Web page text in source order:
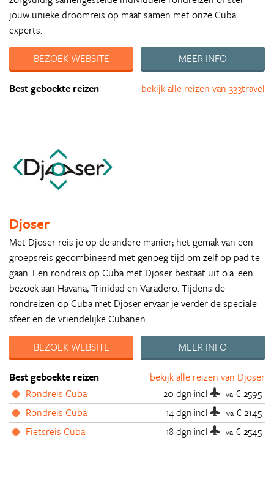
jouw unieke droomreis op maat samen met onze Cuba
experts.
BEZOEK WEBSITE
MEER INFO
bekijk alle reizen van 333travel
Best geboekte reizen
Djoser
Met Djoser reis je op de andere manier; het gemak van een
groepsreis gecombineerd met genoeg tijd om zelf op pad te
gaan. Een rondreis op Cuba met Djoser bestaat uit o.a. een
bezoek aan Havana, Trinidad en Varadero. Tijdens de
rondreizen op Cuba met Djoser ervaar je verder de speciale
sfeer en de vriendelijke Cubanen.
BEZOEK WEBSITE
MEER INFO
bekijk alle reizen van Djoser
Best geboekte reizen
Rondreis Cuba
20 dgn incl va € 2595
Rondreis Cuba
14 dgn incl va € 2145
Fietsreis Cuba
18 dgn incl va € 2545